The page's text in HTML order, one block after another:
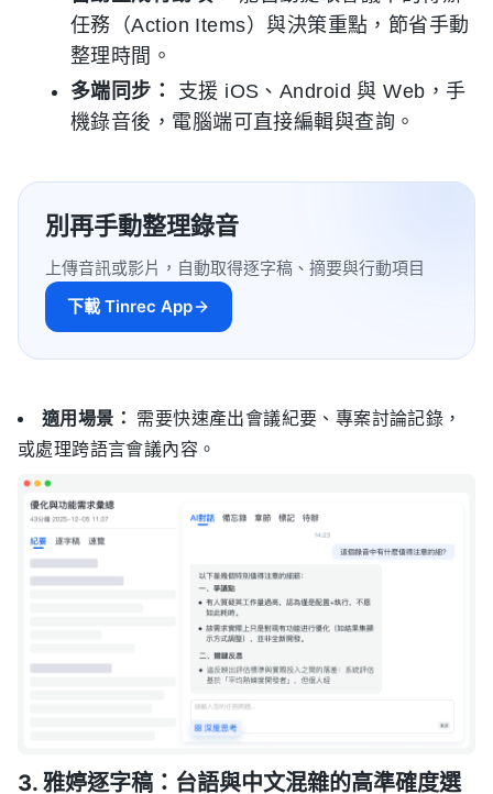
任務（Action Items）與決策重點，節省手動
整理時間。
多端同步：
支援 iOS、Android 與 Web，手
機錄音後，電腦端可直接編輯與查詢。
別再手動整理錄音
上傳音訊或影片，自動取得逐字稿、摘要與行動項目
下載 Tinrec App
適用場景：
需要快速產出會議紀要、專案討論記錄，
或處理跨語言會議內容。
3. 雅婷逐字稿：台語與中文混雜的高準確度選